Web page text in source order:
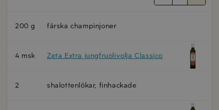
200 g färska champinjoner
4 msk Zeta Extra jungfruolivolja Classico
2 shalottenlökar, finhackade